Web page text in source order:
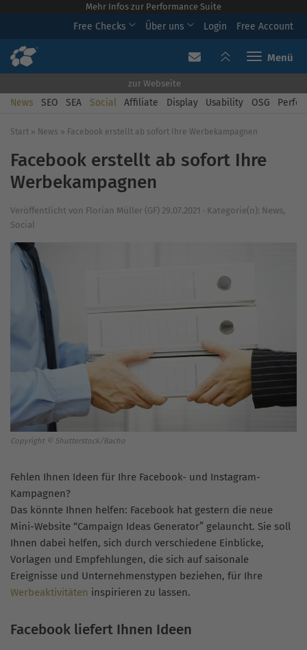
Mehr Infos zur Performance Suite
Free Checks Über uns Login Free Account
Toggle
zur Webseite
News SEO SEA Social Affiliate Display Usability OSG
Start » News » Facebook erstellt ab sofort Ihre Werbekampagnen
Facebook erstellt ab sofort Ihre
Werbekampagnen
Veröffentlicht von Florian Müller (GF) 29.07.2021 · Kategorie(n): News,
Social
Copyright © Shutterstock/Bacho
Fehlen Ihnen Ideen für Ihre Facebook- und Instagram-
Kampagnen?
Das könnte Ihnen helfen: Facebook hat gestern die neue
Mini-Website “Campaign Ideas Generator” gelauncht. Sie soll
Ihnen dabei helfen, sich durch verschiedene Einblicke,
Vorlagen und Empfehlungen, die sich auf saisonale
Ereignisse und Unternehmenstypen beziehen, für Ihre
Werbeaktivitäten inspirieren zu lassen.
Facebook liefert Ihnen Ideen